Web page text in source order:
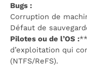
Bugs :
Corruption de
Défaut de
Pilotes ou de l’OS :
d’exploitation qui
(NTFS/ReFS).